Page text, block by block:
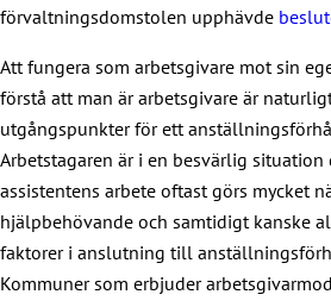
förvaltningsdomstolen upphävde
Att fungera som arbetsgivare mot sin
förstå att man är arbetsgivare är
utgångspunkter för ett
Arbetstagaren är i en besvärlig
assistentens arbete oftast görs mycket
hjälpbehövande och samtidigt kanske
faktorer i anslutning till
Kommuner som erbjuder